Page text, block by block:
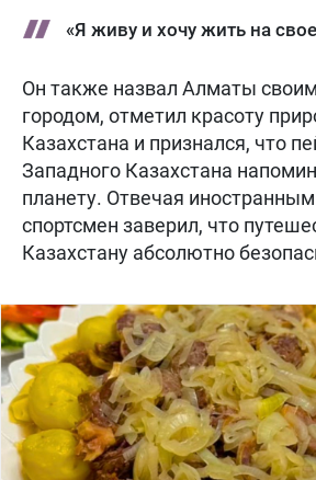
«Я живу и хочу жить на
Он также назвал Алматы
городом, отметил красоту
Казахстана и признался, что
Западного Казахстана
планету. Отвечая
спортсмен заверил, что
Казахстану абсолютно